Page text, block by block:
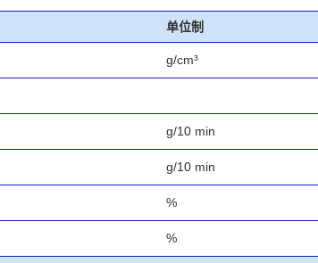
单位制
g/cm³
g/10 min
g/10 min
%
%